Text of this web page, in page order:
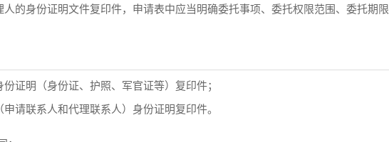
的身份证明文件复印件，申请表中应当明确委托事项、委托权限范围、委托期限
证明（身份证、护照、军官证等）复印件；
请联系人和代理联系人）身份证明复印件。